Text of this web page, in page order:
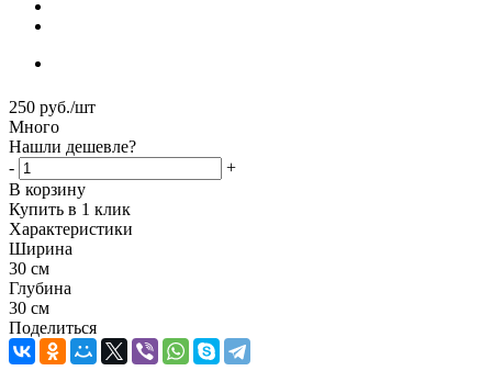
250 руб./шт
Много
Нашли дешевле?
-
+
В корзину
Купить в 1 клик
Характеристики
Ширина
30 см
Глубина
30 см
Поделиться